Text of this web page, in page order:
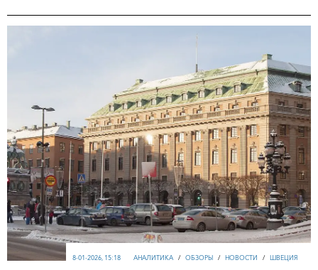
АНАЛИТИКА / ОБЗОРЫ / НОВОСТИ / ШВЕЦИЯ
8-01-2026, 15:18